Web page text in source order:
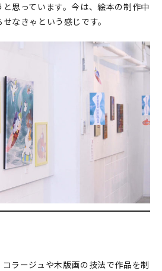
思っています。今は、絵本の制作中
なきゃという感じです。
ラージュや木版画の技法で作品を制